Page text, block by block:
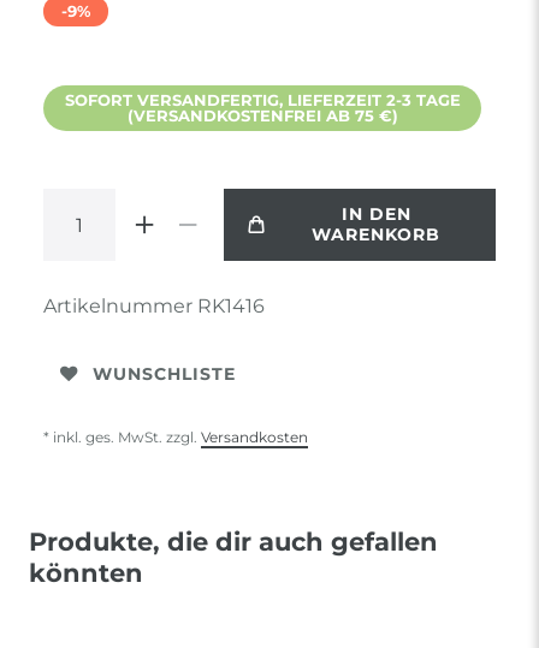
-9%
SOFORT VERSANDFERTIG, LIEFERZEIT 2-3 TAGE
(VERSANDKOSTENFREI AB 75 €)
IN DEN
WARENKORB
Artikelnummer RK1416
WUNSCHLISTE
* inkl. ges. MwSt. zzgl. Versandkosten
Produkte, die dir auch gefallen
könnten